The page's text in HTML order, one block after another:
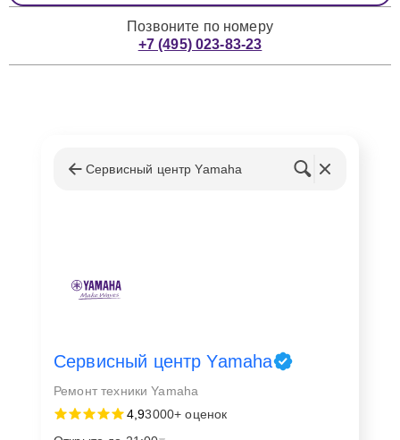
Позвоните по номеру
+7 (495) 023-83-23
Сервисный центр Yamaha
Сервисный центр Yamaha
Ремонт техники Yamaha
4,93000+ оценок